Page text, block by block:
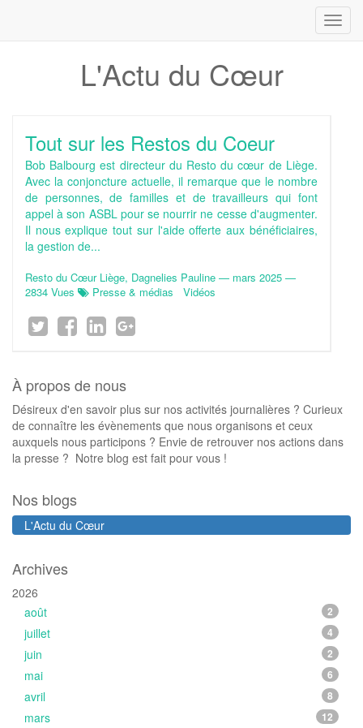
L'Actu du Cœur
Tout sur les Restos du Coeur
Bob Balbourg est directeur du Resto du cœur de Liège.
Avec la conjoncture actuelle, il remarque que le nombre
de personnes, de familles et de travailleurs qui font
appel à son ASBL pour se nourrir ne cesse d'augmenter.
Il nous explique tout sur l'aide offerte aux bénéficiaires,
la gestion de...
Resto du Cœur Liège, Dagnelies Pauline — mars 2025 —
2834 Vues
Presse & médias Vidéos
À propos de nous
Désireux d'en savoir plus sur nos activités journalières ? Curieux
de connaître les évènements que nous organisons et ceux
auxquels nous participons ? Envie de retrouver nos actions dans
la presse ? Notre blog est fait pour vous !
Nos blogs
L'Actu du Cœur
Archives
2026
août
2
juillet 4
juin 2
mai 6
avril 8
mars 12